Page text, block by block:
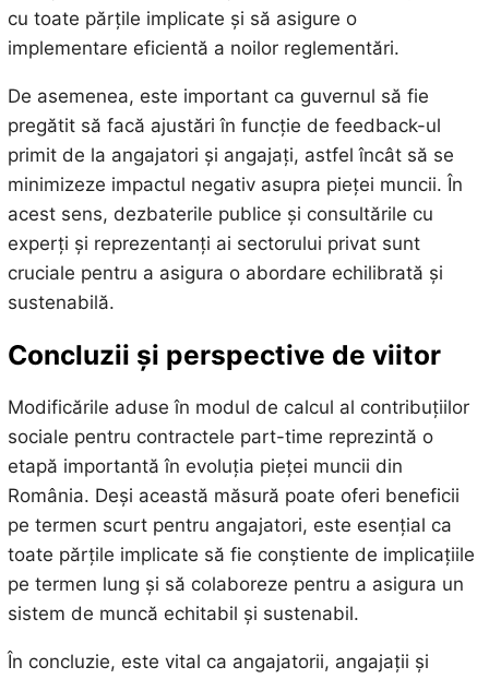
cu toate părțile implicate și să asigure o
implementare eficientă a noilor reglementări.
De asemenea, este important ca guvernul să fie
pregătit să facă ajustări în funcție de feedback-ul
primit de la angajatori și angajați, astfel încât să se
minimizeze impactul negativ asupra pieței muncii. În
acest sens, dezbaterile publice și consultările cu
experți și reprezentanți ai sectorului privat sunt
cruciale pentru a asigura o abordare echilibrată și
sustenabilă.
Concluzii și perspective de viitor
Modificările aduse în modul de calcul al contribuțiilor
sociale pentru contractele part-time reprezintă o
etapă importantă în evoluția pieței muncii din
România. Deși această măsură poate oferi beneficii
pe termen scurt pentru angajatori, este esențial ca
toate părțile implicate să fie conștiente de implicațiile
pe termen lung și să colaboreze pentru a asigura un
sistem de muncă echitabil și sustenabil.
În concluzie, este vital ca angajatorii, angajații și